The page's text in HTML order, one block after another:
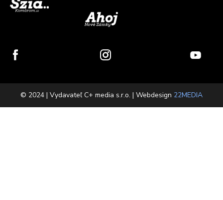
© 2024 | Vydavateľ C+ media s.r.o. | Webdesign 22MEDIA